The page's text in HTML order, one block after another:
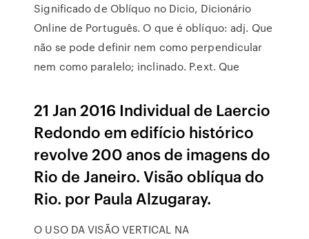
Significado de Oblíquo no Dicio, Dicionário
Online de Português. O que é oblíquo: adj. Que
não se pode definir nem como perpendicular
nem como paralelo; inclinado. P.ext. Que
21 Jan 2016 Individual de Laercio
Redondo em edifício histórico
revolve 200 anos de imagens do
Rio de Janeiro. Visão oblíqua do
Rio. por Paula Alzugaray.
O USO DA VISÃO VERTICAL NA